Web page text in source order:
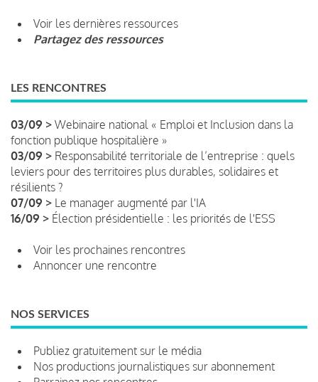
Voir les dernières ressources
Partagez des ressources
LES RENCONTRES
03/09 > Webinaire national « Emploi et Inclusion dans la
fonction publique hospitalière »
03/09 > Responsabilité territoriale de l’entreprise : quels
leviers pour des territoires plus durables, solidaires et
résilients ?
07/09 > Le manager augmenté par l'IA
16/09 > Élection présidentielle : les priorités de l'ESS
Voir les prochaines rencontres
Annoncer une rencontre
NOS SERVICES
Publiez gratuitement sur le média
Nos productions journalistiques sur abonnement